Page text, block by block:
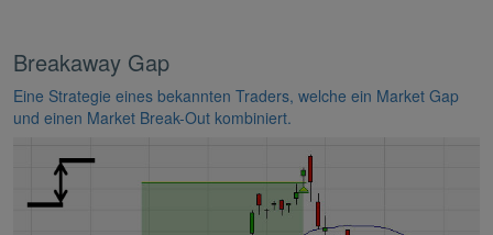
Breakaway Gap
Eine Strategie eines bekannten Traders, welche ein Market Gap
und einen Market Break-Out kombiniert.